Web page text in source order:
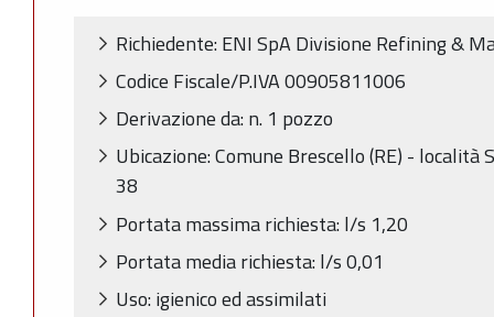
Richiedente: ENI SpA Divisione Refining &
Codice Fiscale/P.IVA 00905811006
Derivazione da: n. 1 pozzo
Ubicazione: Comune Brescello (RE) - località
38
Portata massima richiesta: l/s 1,20
Portata media richiesta: l/s 0,01
Uso: igienico ed assimilati